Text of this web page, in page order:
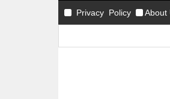
Privacy Policy About